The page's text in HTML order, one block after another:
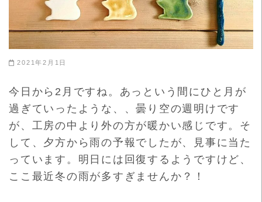
2021年2月1日
今日から2月ですね。あっという間にひと月が
過ぎていったような 、、曇り空の週明けです
が、 工房の中より外の方が暖かい感じです。そ
して、夕方から雨の予報でしたが、見事に当た
っています。明日には回復するようですけど、
ここ最近冬の雨が多すぎませんか？！